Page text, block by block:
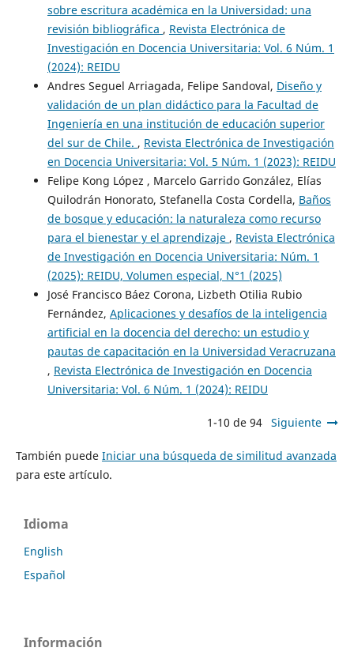
sobre escritura académica en la Universidad: una
revisión bibliográfica , Revista Electrónica de
Investigación en Docencia Universitaria: Vol. 6 Núm. 1
(2024): REIDU
Andres Seguel Arriagada, Felipe Sandoval, Diseño y
validación de un plan didáctico para la Facultad de
Ingeniería en una institución de educación superior
del sur de Chile. , Revista Electrónica de Investigación
en Docencia Universitaria: Vol. 5 Núm. 1 (2023): REIDU
Felipe Kong López , Marcelo Garrido González, Elías
Quilodrán Honorato, Stefanella Costa Cordella, Baños
de bosque y educación: la naturaleza como recurso
para el bienestar y el aprendizaje , Revista Electrónica
de Investigación en Docencia Universitaria: Núm. 1
(2025): REIDU, Volumen especial, N°1 (2025)
José Francisco Báez Corona, Lizbeth Otilia Rubio
Fernández, Aplicaciones y desafíos de la inteligencia
artificial en la docencia del derecho: un estudio y
pautas de capacitación en la Universidad Veracruzana
, Revista Electrónica de Investigación en Docencia
Universitaria: Vol. 6 Núm. 1 (2024): REIDU
1-10 de 94 Siguiente
También puede Iniciar una búsqueda de similitud avanzada
para este artículo.
Idioma
English
Español
Información